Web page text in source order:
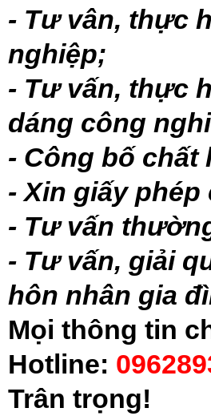
- Tư vân, thực
nghiệp;
- Tư vấn, thực
dáng công
- Công bố
- Xin giấy
- Tư vấn
- Tư vấn, giải
hôn nhân gia
Mọi thông tin
Hotline:
Trân trọng!